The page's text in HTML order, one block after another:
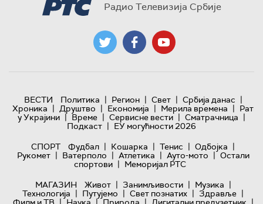
Радио Телевизија Србије
ВЕСТИ Политика | Регион | Свет | Србија данас |
Хроника | Друштво | Економија | Мерила времена | Рат
у Украјини | Време | Сервисне вести | Сматрачница |
Подкаст | ЕУ могућности 2026
СПОРТ
Фудбал | Кошарка | Тенис | Одбојка |
Рукомет | Ватерполо | Атлетика | Ауто-мото | Остали
спортови | Меморијал РТС
МАГАЗИН
Живот | Занимљивости | Музика |
Технологијa | Путујемо | Свет познатих | Здравље |